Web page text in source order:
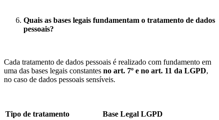
Quais as bases legais fundamentam o tratamento de dados
pessoais?
Cada tratamento de dados pessoais é realizado com fundamento em
uma das bases legais constantes no art. 7º e no art. 11 da LGPD,
no caso de dados pessoais sensíveis.
Tipo de tratamento Base Legal LGPD